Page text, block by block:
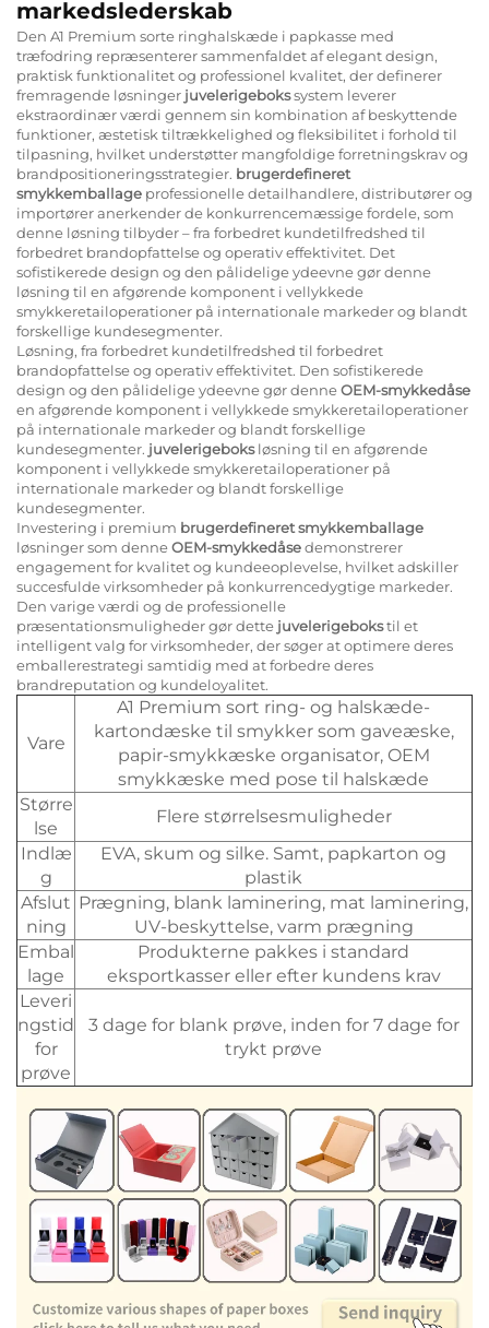
markedslederskab
Den A1 Premium sorte ringhalskæde i papkasse med
træfodring repræsenterer sammenfaldet af elegant design,
praktisk funktionalitet og professionel kvalitet, der definerer
fremragende løsninger juvelerigebokssystem leverer
ekstraordinær værdi gennem sin kombination af beskyttende
funktioner, æstetisk tiltrækkelighed og fleksibilitet i forhold til
tilpasning, hvilket understøtter mangfoldige forretningskrav og
brandpositioneringsstrategier. brugerdefineret
smykkemballage professionelle detailhandlere, distributører og
importører anerkender de konkurrencemæssige fordele, som
denne løsning tilbyder – fra forbedret kundetilfredshed til
forbedret brandopfattelse og operativ effektivitet. Det
sofistikerede design og den pålidelige ydeevne gør denne
løsning til en afgørende komponent i vellykkede
smykkeretailoperationer på internationale markeder og blandt
forskellige kundesegmenter.
Løsning, fra forbedret kundetilfredshed til forbedret
brandopfattelse og operativ effektivitet. Den sofistikerede
design og den pålidelige ydeevne gør denneOEM-smykkedåse
en afgørende komponent i vellykkede smykkeretailoperationer
på internationale markeder og blandt forskellige
kundesegmenter. juvelerigeboksløsning til en afgørende
komponent i vellykkede smykkeretailoperationer på
internationale markeder og blandt forskellige
kundesegmenter.
Investering i premium brugerdefineret smykkemballage
løsninger som denneOEM-smykkedåsedemonstrerer
engagement for kvalitet og kundeeoplevelse, hvilket adskiller
succesfulde virksomheder på konkurrencedygtige markeder.
Den varige værdi og de professionelle
præsentationsmuligheder gør dette juvelerigebokstil et
intelligent valg for virksomheder, der søger at optimere deres
emballerestrategi samtidig med at forbedre deres
brandreputation og kundeloyalitet.
Vare
A1 Premium sort ring- og halskæde-
kartondæske til smykker som gaveæske,
papir-smykkæske organisator, OEM
smykkæske med pose til halskæde
Større
lse
Flere størrelsesmuligheder
Indlæ
g
EVA, skum og silke. Samt, papkarton og
plastik
Afslut
ning
Prægning, blank laminering, mat laminering,
UV-beskyttelse, varm prægning
Embal
lage
Produkterne pakkes i standard
eksportkasser eller efter kundens krav
Leveri
ngstid
for
prøve
3 dage for blank prøve, inden for 7 dage for
trykt prøve